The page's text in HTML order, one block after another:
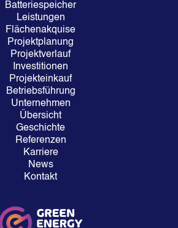
Batteriespeicher
Leistungen
Flächenakquise
Projektplanung
Projektverlauf
Investitionen
Projekteinkauf
Betriebsführung
Unternehmen
Übersicht
Geschichte
Referenzen
Karriere
News
Kontakt